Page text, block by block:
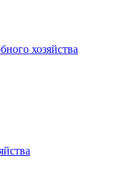
хозяйства